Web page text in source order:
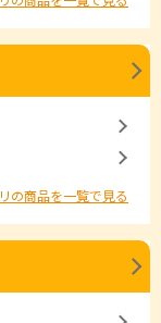
の商品を一覧で見る